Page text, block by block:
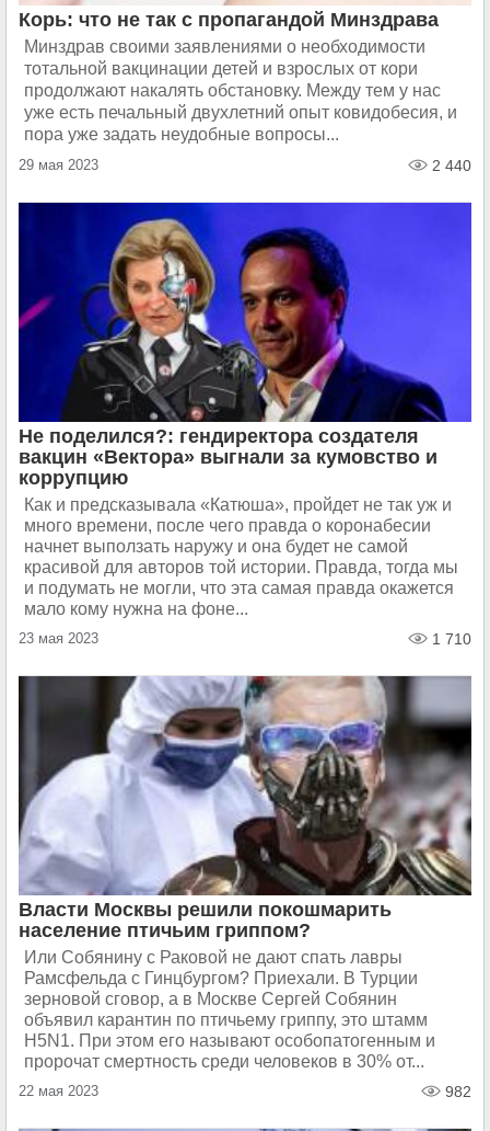
Корь: что не так с пропагандой Минздрава
Минздрав своими заявлениями о необходимости
тотальной вакцинации детей и взрослых от кори
продолжают накалять обстановку. Между тем у нас
уже есть печальный двухлетний опыт ковидобесия, и
пора уже задать неудобные вопросы...
29 мая 2023 2 440
Не поделился?: гендиректора создателя
вакцин «Вектора» выгнали за кумовство и
коррупцию
Как и предсказывала «Катюша», пройдет не так уж и
много времени, после чего правда о коронабесии
начнет выползать наружу и она будет не самой
красивой для авторов той истории. Правда, тогда мы
и подумать не могли, что эта самая правда окажется
мало кому нужна на фоне...
23 мая 2023 1 710
Власти Москвы решили покошмарить
население птичьим гриппом?
Или Собянину с Раковой не дают спать лавры
Рамсфельда с Гинцбургом? Приехали. В Турции
зерновой сговор, а в Москве Сергей Собянин
объявил карантин по птичьему гриппу, это штамм
H5N1. При этом его называют особопатогенным и
пророчат смертность среди человеков в 30% от...
22 мая 2023 982